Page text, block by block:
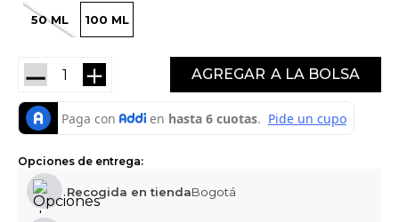
100 ML
50 ML
＋
－ AGREGAR
Opciones de entrega:
Recogida en tiendaBogotá